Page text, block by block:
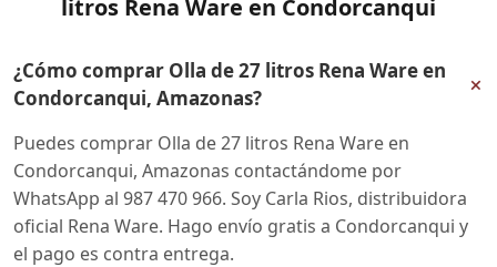
litros Rena Ware en Condorcanqui
¿Cómo comprar Olla de 27 litros Rena Ware en
Condorcanqui, Amazonas?
+
Puedes comprar Olla de 27 litros Rena Ware en
Condorcanqui, Amazonas contactándome por
WhatsApp al 987 470 966. Soy Carla Rios, distribuidora
oficial Rena Ware. Hago envío gratis a Condorcanqui y
el pago es contra entrega.